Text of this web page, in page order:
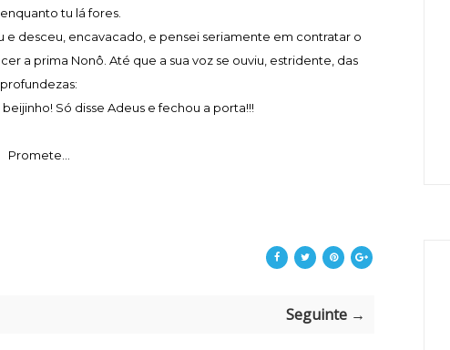
tu lá fores.
e desceu, encavacado, e pensei seriamente em contratar o
a prima Nonô. Até que a sua voz se ouviu, estridente, das
profundezas:
Só disse Adeus e fechou a porta!!!
Promete...
Seguinte →